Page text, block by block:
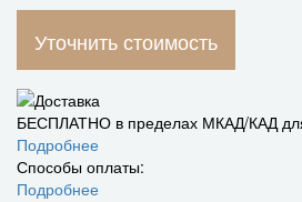
Уточнить стоимость
БЕСПЛАТНО в пределах МКАД/КАД для
Подробнее
Способы оплаты:
Подробнее